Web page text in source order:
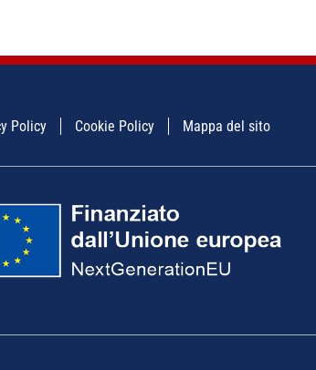
Policy Cookie Policy Mappa del sito